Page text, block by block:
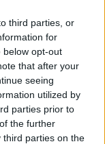
third parties, or
for
below opt-out
that after your
seeing
utilized by
parties prior to
the further
third parties on the